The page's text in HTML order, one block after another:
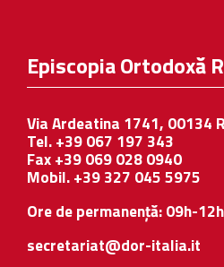
Episcopia Ortodoxă
Via Ardeatina 1741, 00134
Tel. +39 067 197 343
Fax +39 069 028 0940
Mobil. +39 327 045 5975
Ore de permanență: 09h-
secretariat@dor-italia.it